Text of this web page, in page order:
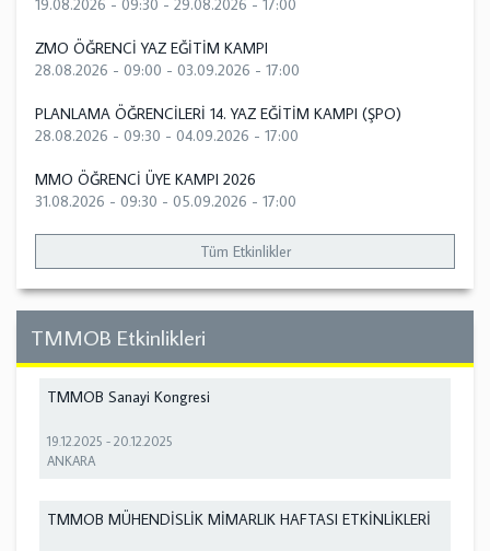
19.08.2026 - 09:30 - 29.08.2026 - 17:00
ZMO ÖĞRENCİ YAZ EĞİTİM KAMPI
28.08.2026 - 09:00 - 03.09.2026 - 17:00
PLANLAMA ÖĞRENCİLERİ 14. YAZ EĞİTİM KAMPI (ŞPO)
28.08.2026 - 09:30 - 04.09.2026 - 17:00
MMO ÖĞRENCİ ÜYE KAMPI 2026
31.08.2026 - 09:30 - 05.09.2026 - 17:00
Tüm Etkinlikler
TMMOB Etkinlikleri
TMMOB Sanayi Kongresi
19.12.2025 -20.12.2025
ANKARA
TMMOB MÜHENDİSLİK MİMARLIK HAFTASI ETKİNLİKLERİ